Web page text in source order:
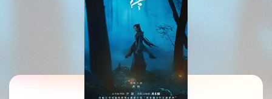
暂无观看影片的记录